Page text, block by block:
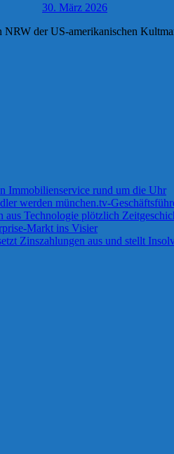
30. März 2026
NRW der US-amerikanischen
Immobilienservice rund um die Uhr
werden münchen.tv-
aus Technologie plötzlich
Markt ins Visier
Zinszahlungen aus und stellt